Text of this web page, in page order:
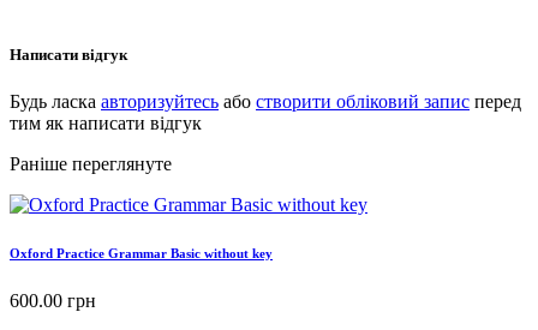
Написати відгук
Будь ласка авторизуйтесь або створити обліковий запис перед
тим як написати відгук
Раніше переглянуте
Oxford Practice Grammar Basic without key
600.00 грн